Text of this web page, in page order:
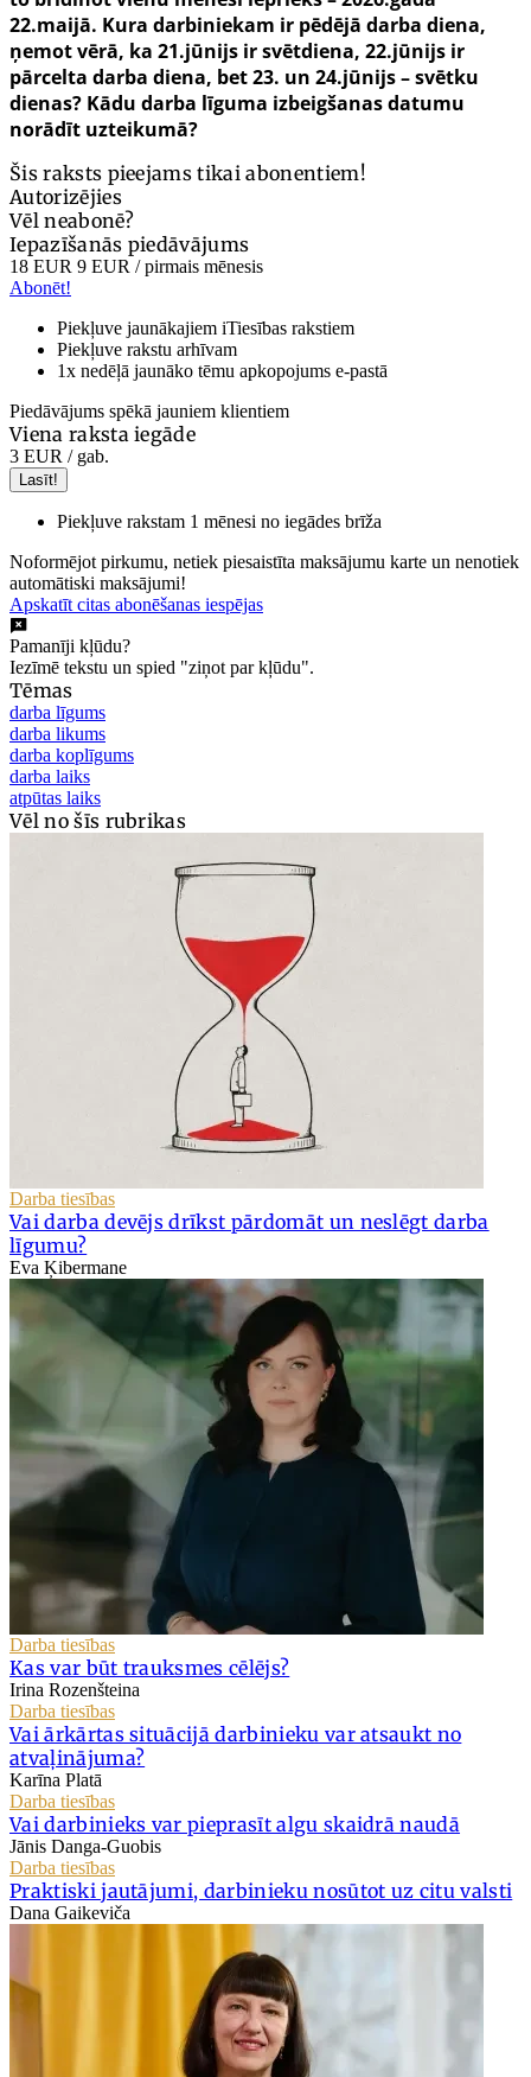
22.maijā. Kura darbiniekam ir pēdējā darba diena,
ņemot vērā, ka 21.jūnijs ir svētdiena, 22.jūnijs ir
pārcelta darba diena, bet 23. un 24.jūnijs – svētku
dienas? Kādu darba līguma izbeigšanas datumu
norādīt uzteikumā?
Šis raksts pieejams tikai abonentiem!
Autorizējies
Vēl neabonē?
Iepazīšanās piedāvājums
18 EUR 9 EUR / pirmais mēnesis
Abonēt!
Piekļuve jaunākajiem iTiesības rakstiem
Piekļuve rakstu arhīvam
1x nedēļā jaunāko tēmu apkopojums e-pastā
Piedāvājums spēkā jauniem klientiem
Viena raksta iegāde
3 EUR / gab.
Lasīt!
Piekļuve rakstam 1 mēnesi no iegādes brīža
Noformējot pirkumu, netiek piesaistīta maksājumu karte un nenotiek
automātiski maksājumi!
Apskatīt citas abonēšanas iespējas
Pamanīji kļūdu?
Iezīmē tekstu un spied "ziņot par kļūdu".
Tēmas
darba līgums
darba likums
darba koplīgums
darba laiks
atpūtas laiks
Vēl no šīs rubrikas
Darba tiesības
Vai darba devējs drīkst pārdomāt un neslēgt darba
līgumu?
Eva Ķibermane
Darba tiesības
Kas var būt trauksmes cēlējs?
Irina Rozenšteina
Darba tiesības
Vai ārkārtas situācijā darbinieku var atsaukt no
atvaļinājuma?
Karīna Platā
Darba tiesības
Vai darbinieks var pieprasīt algu skaidrā naudā
Jānis Danga-Guobis
Darba tiesības
Praktiski jautājumi, darbinieku nosūtot uz citu valsti
Dana Gaikeviča